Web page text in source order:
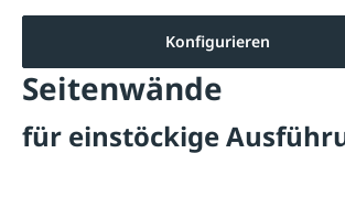
Konfigurieren
Seitenwände
für einstöckige